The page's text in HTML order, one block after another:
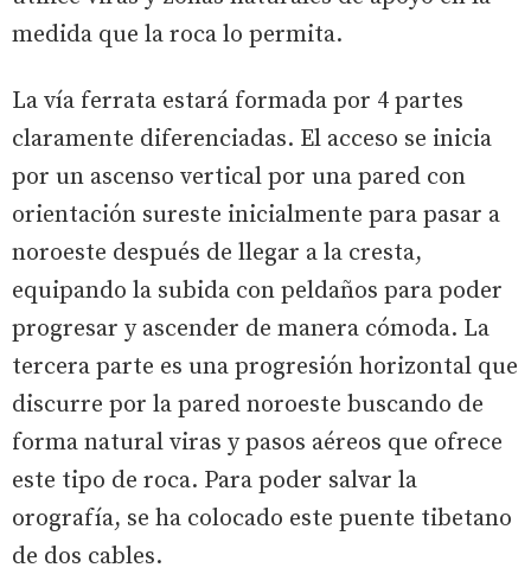
medida que la roca lo permita.
La vía ferrata estará formada por 4 partes
claramente diferenciadas. El acceso se inicia
por un ascenso vertical por una pared con
orientación sureste inicialmente para pasar a
noroeste después de llegar a la cresta,
equipando la subida con peldaños para poder
progresar y ascender de manera cómoda. La
tercera parte es una progresión horizontal que
discurre por la pared noroeste buscando de
forma natural viras y pasos aéreos que ofrece
este tipo de roca. Para poder salvar la
orografía, se ha colocado este puente tibetano
de dos cables.